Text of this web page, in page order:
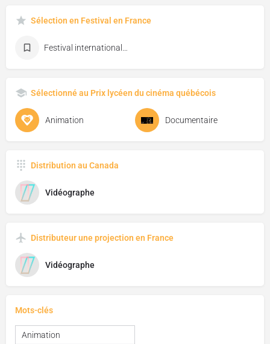
Sélection en Festival en France
Festival international du film d'animation d'Annecy
Sélectionné au Prix lycéen du cinéma québécois
Animation Documentaire
Distribution au Canada
Vidéographe
Distributeur une projection en France
Vidéographe
Mots-clés
Animation